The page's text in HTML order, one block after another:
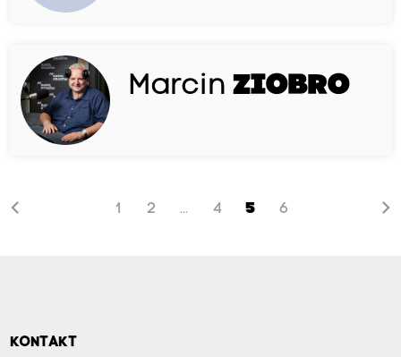
MarcinZIOBRO
chevron_left 1 2 ... 4 5 6 chevron_right
KONTAKT